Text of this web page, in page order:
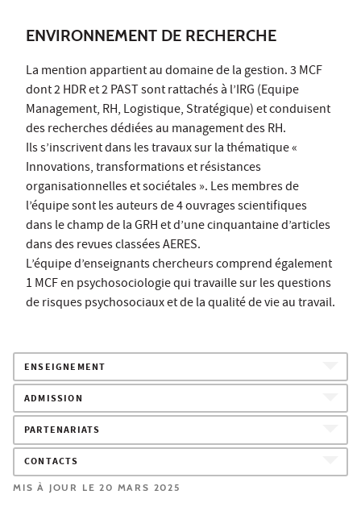
ENVIRONNEMENT DE RECHERCHE
La mention appartient au domaine de la gestion. 3 MCF
dont 2 HDR et 2 PAST sont rattachés à l’IRG (Equipe
Management, RH, Logistique, Stratégique) et conduisent
des recherches dédiées au management des RH.
Ils s’inscrivent dans les travaux sur la thématique «
Innovations, transformations et résistances
organisationnelles et sociétales ». Les membres de
l’équipe sont les auteurs de 4 ouvrages scientifiques
dans le champ de la GRH et d’une cinquantaine d’articles
dans des revues classées AERES.
L’équipe d’enseignants chercheurs comprend également
1 MCF en psychosociologie qui travaille sur les questions
de risques psychosociaux et de la qualité de vie au travail.
ENSEIGNEMENT
ADMISSION
PARTENARIATS
CONTACTS
MIS À JOUR LE 20 MARS 2025